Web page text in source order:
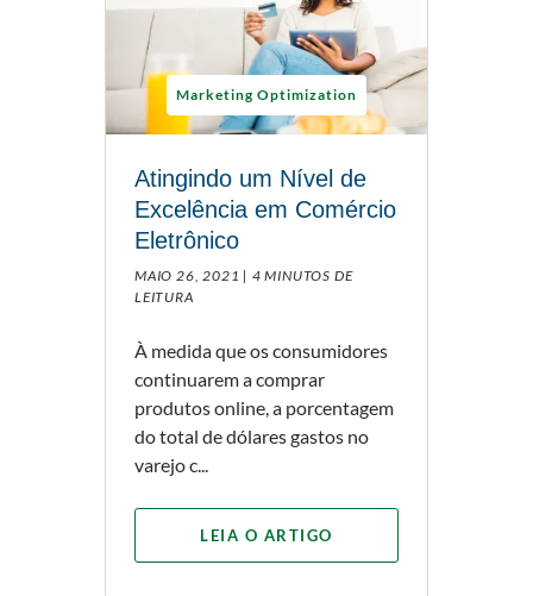
Marketing Optimization
Atingindo um Nível de
Excelência em Comércio
Eletrônico
MAIO 26, 2021 | 4 MINUTOS DE
LEITURA
À medida que os consumidores
continuarem a comprar
produtos online, a porcentagem
do total de dólares gastos no
varejo c...
LEIA O ARTIGO